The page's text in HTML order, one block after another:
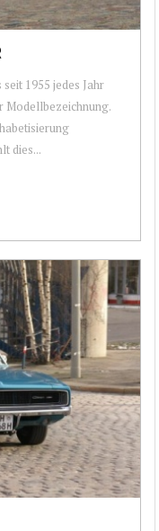
1955 jedes Jahr
Modellbezeichnung.
dies...